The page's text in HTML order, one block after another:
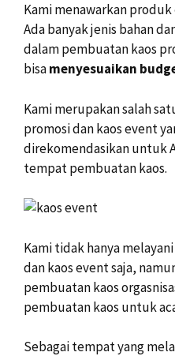
Kami menawarkan
Ada banyak jenis bahan
dalam pembuatan kaos
bisamenyesuaikan
Kami merupakan salah
promosi dan kaos event
direkomendasikan untuk
tempat pembuatan kaos.
Kami tidak hanya
dan kaos event saja,
pembuatan kaos
pembuatan kaos untuk
Sebagai tempat yang